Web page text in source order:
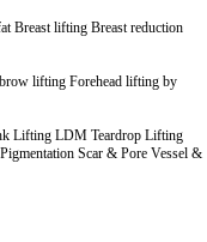
Breast lifting Breast reduction
lifting Forehead lifting by
Lifting LDM Teardrop Lifting
Scar & Pore Vessel &